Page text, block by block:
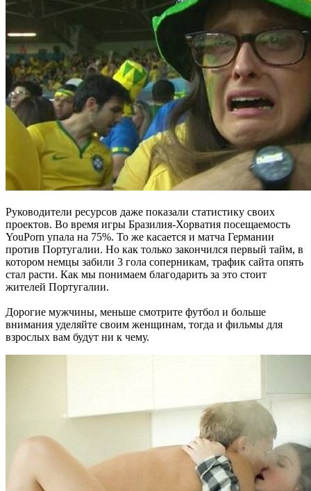
Руководители ресурсов даже показали статистику своих
проектов. Во время игры Бразилия-Хорватия посещаемость
YouPorn упала на 75%. То же касается и матча Германии
против Португалии. Но как только закончился первый тайм, в
котором немцы забили 3 гола соперникам, трафик сайта опять
стал расти. Как мы понимаем благодарить за это стоит
жителей Португалии.
Дорогие мужчины, меньше смотрите футбол и больше
внимания уделяйте своим женщинам, тогда и фильмы для
взрослых вам будут ни к чему.